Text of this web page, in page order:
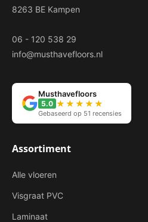
8263 BE Kampen
06 - 120 538 29
info@musthavefloors.nl
Musthavefloors
5.0 ★★★★★
Gebaseerd op 51 recensies
Assortiment
Alle vloeren
Visgraat PVC
Laminaat